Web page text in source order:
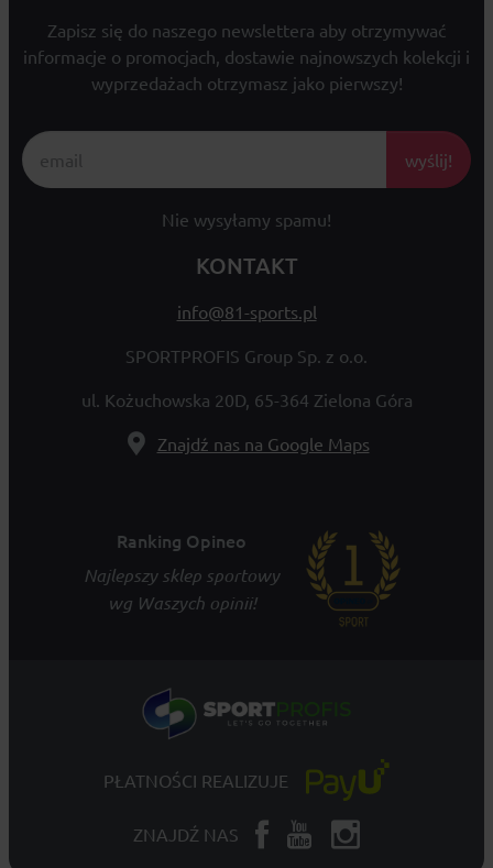
Zapisz się do naszego newslettera aby otrzymywać
informacje o promocjach, dostawie najnowszych kolekcji i
wyprzedażach otrzymasz jako pierwszy!
wyślij!
Nie wysyłamy spamu!
KONTAKT
info@81-sports.pl
SPORTPROFIS Group Sp. z o.o.
ul. Kożuchowska 20D, 65-364 Zielona Góra
Znajdź nas na Google Maps
Ranking Opineo
Najlepszy sklep sportowy
wg Waszych opinii!
PŁATNOŚCI REALIZUJE
ZNAJDŹ NAS